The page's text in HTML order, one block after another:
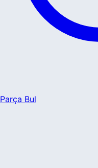
Parça Bul